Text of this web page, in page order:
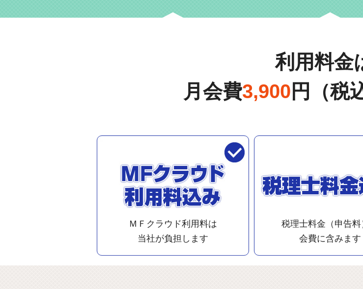
利用料金
月会費3,900 円（税
ＭＦクラウド利用料は
当社が負担します
税理士料金（申告料
会費に含みます